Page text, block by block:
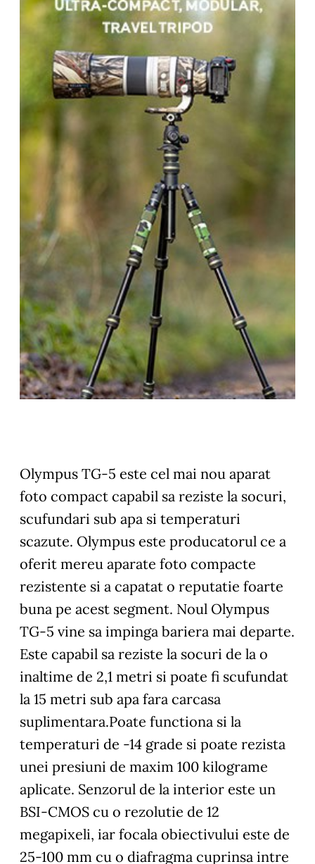
Olympus TG-5 este cel mai nou aparat
foto compact capabil sa reziste la socuri,
scufundari sub apa si temperaturi
scazute. Olympus este producatorul ce a
oferit mereu aparate foto compacte
rezistente si a capatat o reputatie foarte
buna pe acest segment. Noul Olympus
TG-5 vine sa impinga bariera mai departe.
Este capabil sa reziste la socuri de la o
inaltime de 2,1 metri si poate fi scufundat
la 15 metri sub apa fara carcasa
suplimentara.Poate functiona si la
temperaturi de -14 grade si poate rezista
unei presiuni de maxim 100 kilograme
aplicate. Senzorul de la interior este un
BSI-CMOS cu o rezolutie de 12
megapixeli, iar focala obiectivului este de
25-100 mm cu o diafragma cuprinsa intre